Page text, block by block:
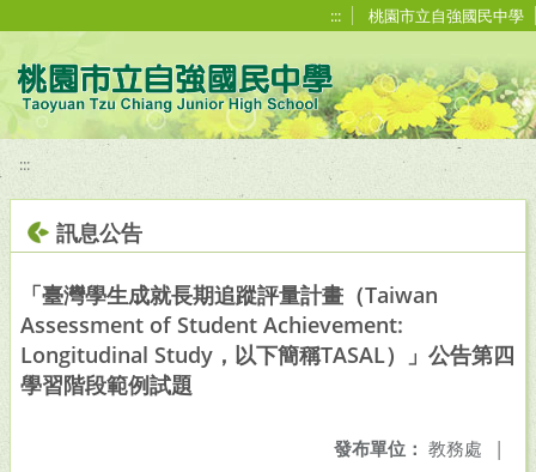
::: 桃園市立自強國民中學
:::
訊息公告
「臺灣學生成就長期追蹤評量計畫（Taiwan
Assessment of Student Achievement:
Longitudinal Study，以下簡稱TASAL）」公告第四
學習階段範例試題
發布單位： 教務處 |